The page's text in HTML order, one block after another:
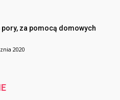
za pomocą domowych
2020